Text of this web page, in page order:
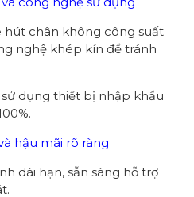
hút chân không công suất
nghệ khép kín để tránh
dụng thiết bị nhập khẩu
hậu mãi rõ ràng
dài hạn, sẵn sàng hỗ trợ